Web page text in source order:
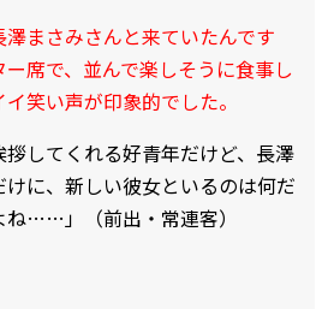
まさみさんと来ていたんです
席で、並んで楽しそうに食事し
笑い声が印象的でした。
してくれる好青年だけど、長澤
に、新しい彼女といるのは何だ
ね……」（前出・常連客）